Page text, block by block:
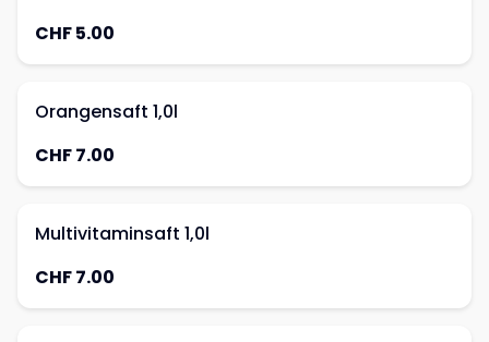
CHF 5.00
Orangensaft 1,0l
CHF 7.00
Multivitaminsaft 1,0l
CHF 7.00